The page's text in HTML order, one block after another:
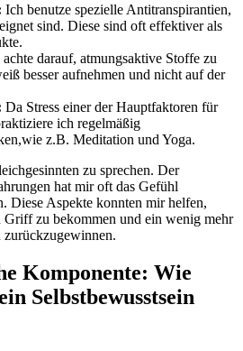
Ich benutze spezielle Antitranspirantien,
sind. Diese​ sind oft effektiver als
darauf, atmungsaktive ​Stoffe zu
⁣besser aufnehmen ⁣und nicht auf‍ der
⁣Da⁣ Stress einer der Hauptfaktoren für
ich‌ regelmäßig
z.B.⁢ Meditation und ⁣Yoga.
zu sprechen. Der
hat mir oft das Gefühl
⁢Diese Aspekte konnten mir helfen,
‍zu ⁤bekommen und ein wenig mehr
Komponente: Wie
Selbstbewusstsein